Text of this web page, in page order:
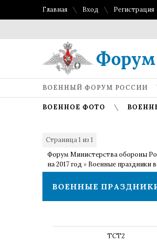
Главная Вход Регистрация
Форум
ВОЕННЫЙ ФОРУМ РОССИИ
ВОЕННОЕ ФОТО
Страница1 из 1
Форум Министерства обороны
на 2017 год » Военные праздники в
ВОЕННЫЕ
TCT2